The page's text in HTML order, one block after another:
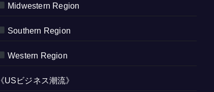
Midwestern Region
Southern Region
Western Region
《USビジネス潮流》